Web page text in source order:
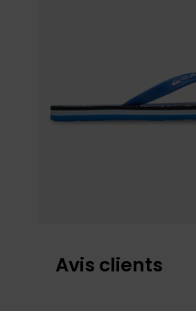
Avis clients